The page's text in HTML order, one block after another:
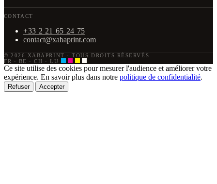
CONTACT
+33 2 21 65 24 75
contact@xabaprint.com
© 2026 XABAPRINT ·
TOUS DROITS RÉSERVÉS
FR · BE · CH · LU
Ce site utilise des cookies pour mesurer l'audience et améliorer votre
expérience. En savoir plus dans notre politique de confidentialité.
Refuser Accepter